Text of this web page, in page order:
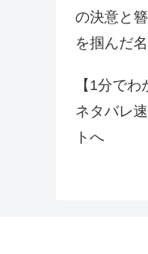
の決意と
を掴んだ
【1分で
ネタバレ
トへ